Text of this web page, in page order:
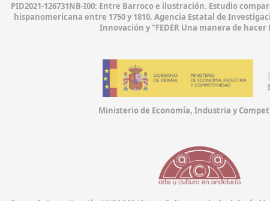
PID2021-126731NB-I00: Entre Barroco e ilustración. Estudio
hispanomericana entre 1750 y 1810. Agencia Estatal de
Innovación y “FEDER Una manera de hacer
Ministerio de Economía, Industria y